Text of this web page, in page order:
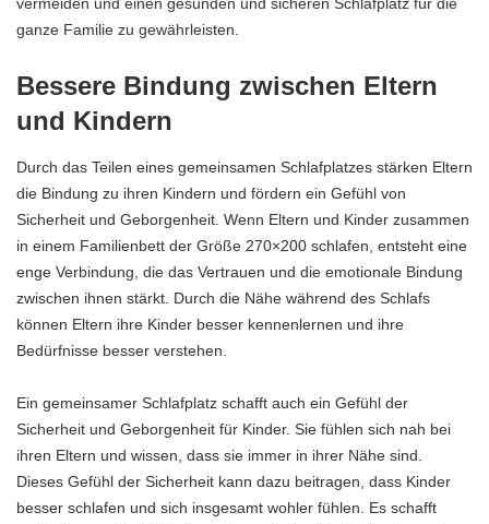
ganze Familie zu gewährleisten.
Bessere Bindung zwischen Eltern
und Kindern
Durch das Teilen eines gemeinsamen Schlafplatzes stärken Eltern
die Bindung zu ihren Kindern und fördern ein Gefühl von
Sicherheit und Geborgenheit. Wenn Eltern und Kinder zusammen
in einem Familienbett der Größe 270×200 schlafen, entsteht eine
enge Verbindung, die das Vertrauen und die emotionale Bindung
zwischen ihnen stärkt. Durch die Nähe während des Schlafs
können Eltern ihre Kinder besser kennenlernen und ihre
Bedürfnisse besser verstehen.
Ein gemeinsamer Schlafplatz schafft auch ein Gefühl der
Sicherheit und Geborgenheit für Kinder. Sie fühlen sich nah bei
ihren Eltern und wissen, dass sie immer in ihrer Nähe sind.
Dieses Gefühl der Sicherheit kann dazu beitragen, dass Kinder
besser schlafen und sich insgesamt wohler fühlen. Es schafft